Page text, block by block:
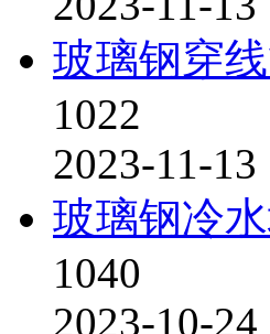
玻璃钢穿
1022
2023-11-13
玻璃钢冷
1040
2023-10-24